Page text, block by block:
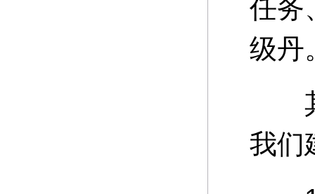
任务
级丹
其
我们